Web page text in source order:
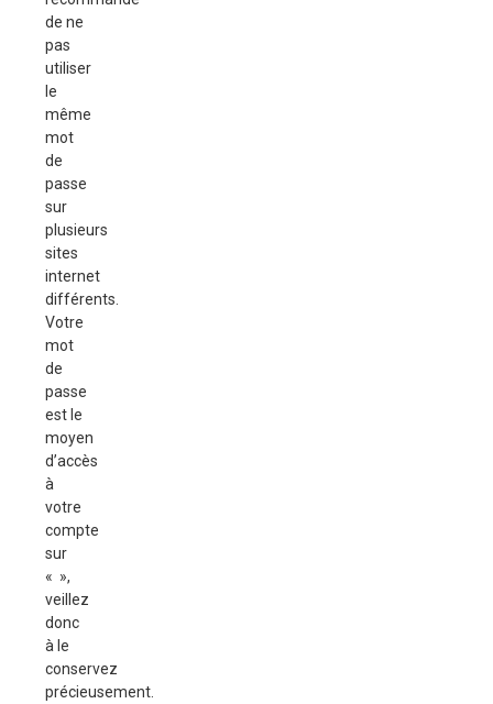
de ne
pas
utiliser
le
même
mot
de
passe
sur
plusieurs
sites
internet
différents.
Votre
mot
de
passe
est le
moyen
d’accès
à
votre
compte
sur
« »,
veillez
donc
à le
conservez
précieusement.